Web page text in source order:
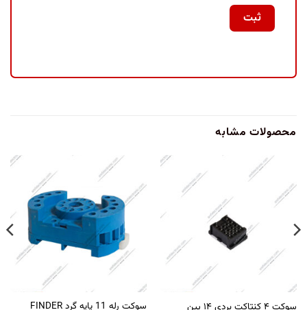
محصولات مشابه
سوکت ۴ کنتاکت بردی ۱۴ پین
سوکت رله 11 پایه گرد FINDER